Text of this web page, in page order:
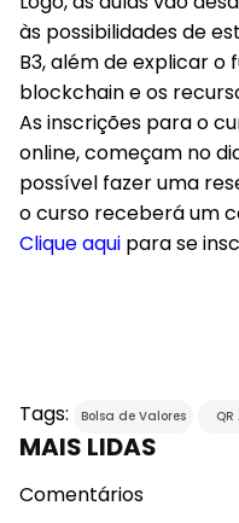
às possibilidades de
B3, além de explicar
blockchain e os
As inscrições para o
online, começam no
possível fazer uma
o curso receberá um
Clique aqui para se
Tags: Bolsa de Valores QR
MAIS LIDAS
Comentários